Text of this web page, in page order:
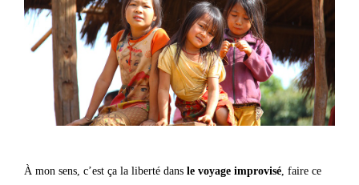
À mon sens, c’est ça la liberté dans le voyage improvisé , faire ce